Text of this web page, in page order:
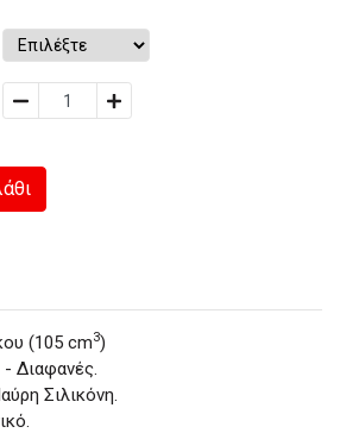
(105 cm3)
Διαφανές.
Σιλικόνη.